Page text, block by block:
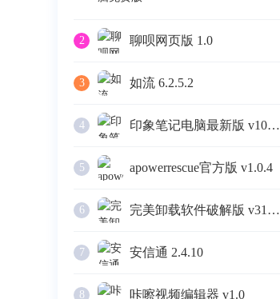
2 聊呗网页版 1.0
3 如流 6.2.5.2
4 印象笔记电脑最新版 v10.4.4
5 apowerrescue官方版 v1.0.4
6 完美卸载软件破解版 v31.16
7 安信通 2.4.10
8 咔嚓视频编辑器 v1.0